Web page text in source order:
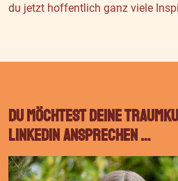
du jetzt hoffentlich ganz viele
Du möchtest deine
LinkedIn ansprechen …